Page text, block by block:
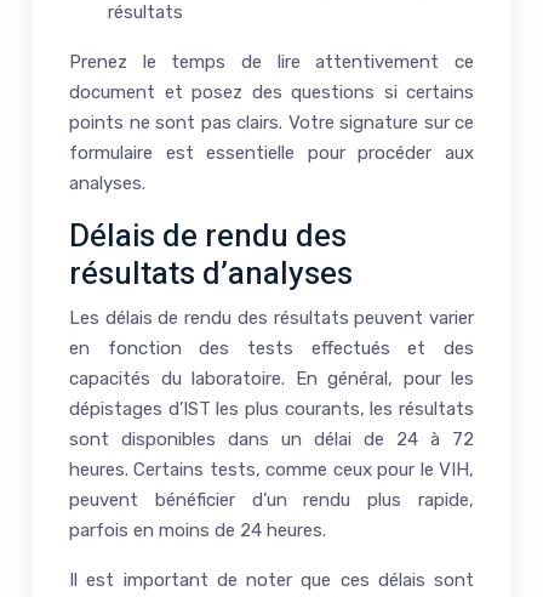
résultats
Prenez le temps de lire attentivement ce
document et posez des questions si certains
points ne sont pas clairs. Votre signature sur ce
formulaire est essentielle pour procéder aux
analyses.
Délais de rendu des
résultats d’analyses
Les délais de rendu des résultats peuvent varier
en fonction des tests effectués et des
capacités du laboratoire. En général, pour les
dépistages d’IST les plus courants, les résultats
sont disponibles dans un délai de 24 à 72
heures. Certains tests, comme ceux pour le VIH,
peuvent bénéficier d’un rendu plus rapide,
parfois en moins de 24 heures.
Il est important de noter que ces délais sont